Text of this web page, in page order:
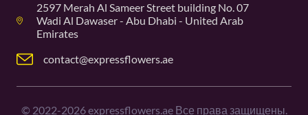
2597 Merah Al Sameer Street building No. 07
Wadi Al Dawaser - Abu Dhabi - United Arab
Emirates
contact@expressflowers.ae
© 2022-2026expressflowers.ae Все права защищены.